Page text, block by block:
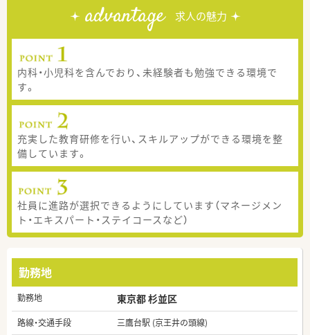
advantage 求人の魅力
内科・小児科を含んでおり、未経験者も勉強できる環境で
す。
充実した教育研修を行い、スキルアップができる環境を整
備しています。
社員に進路が選択できるようにしています（マネージメン
ト・エキスパート・ステイコースなど）
勤務地
勤務地 東京都 杉並区
路線・交通手段
三鷹台駅 (京王井の頭線)